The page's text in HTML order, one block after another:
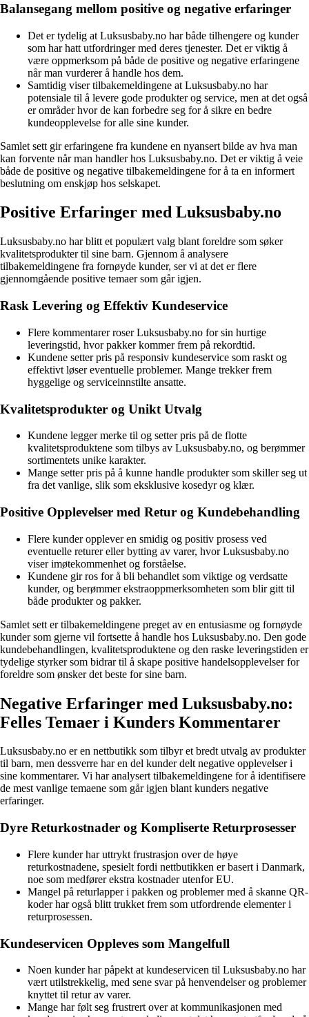
Balansegang mellom positive og negative erfaringer
Det er tydelig at Luksusbaby.no har både tilhengere og kunder
som har hatt utfordringer med deres tjenester. Det er viktig å
være oppmerksom på både de positive og negative erfaringene
når man vurderer å handle hos dem.
Samtidig viser tilbakemeldingene at Luksusbaby.no har
potensiale til å levere gode produkter og service, men at det også
er områder hvor de kan forbedre seg for å sikre en bedre
kundeopplevelse for alle sine kunder.
Samlet sett gir erfaringene fra kundene en nyansert bilde av hva man
kan forvente når man handler hos Luksusbaby.no. Det er viktig å veie
både de positive og negative tilbakemeldingene for å ta en informert
beslutning om enskjøp hos selskapet.
Positive Erfaringer med Luksusbaby.no
Luksusbaby.no har blitt et populært valg blant foreldre som søker
kvalitetsprodukter til sine barn. Gjennom å analysere
tilbakemeldingene fra fornøyde kunder, ser vi at det er flere
gjennomgående positive temaer som går igjen.
Rask Levering og Effektiv Kundeservice
Flere kommentarer roser Luksusbaby.no for sin hurtige
leveringstid, hvor pakker kommer frem på rekordtid.
Kundene setter pris på responsiv kundeservice som raskt og
effektivt løser eventuelle problemer. Mange trekker frem
hyggelige og serviceinnstilte ansatte.
Kvalitetsprodukter og Unikt Utvalg
Kundene legger merke til og setter pris på de flotte
kvalitetsproduktene som tilbys av Luksusbaby.no, og berømmer
sortimentets unike karakter.
Mange setter pris på å kunne handle produkter som skiller seg ut
fra det vanlige, slik som eksklusive kosedyr og klær.
Positive Opplevelser med Retur og Kundebehandling
Flere kunder opplever en smidig og positiv prosess ved
eventuelle returer eller bytting av varer, hvor Luksusbaby.no
viser imøtekommenhet og forståelse.
Kundene gir ros for å bli behandlet som viktige og verdsatte
kunder, og berømmer ekstraoppmerksomheten som blir gitt til
både produkter og pakker.
Samlet sett er tilbakemeldingene preget av en entusiasme og fornøyde
kunder som gjerne vil fortsette å handle hos Luksusbaby.no. Den gode
kundebehandlingen, kvalitetsproduktene og den raske leveringstiden er
tydelige styrker som bidrar til å skape positive handelsopplevelser for
foreldre som ønsker det beste for sine barn.
Negative Erfaringer med Luksusbaby.no:
Felles Temaer i Kunders Kommentarer
Luksusbaby.no er en nettbutikk som tilbyr et bredt utvalg av produkter
til barn, men dessverre har en del kunder delt negative opplevelser i
sine kommentarer. Vi har analysert tilbakemeldingene for å identifisere
de mest vanlige temaene som går igjen blant kunders negative
erfaringer.
Dyre Returkostnader og Kompliserte Returprosesser
Flere kunder har uttrykt frustrasjon over de høye
returkostnadene, spesielt fordi nettbutikken er basert i Danmark,
noe som medfører ekstra kostnader utenfor EU.
Mangel på returlapper i pakken og problemer med å skanne QR-
koder har også blitt trukket frem som utfordrende elementer i
returprosessen.
Kundeservicen Oppleves som Mangelfull
Noen kunder har påpekt at kundeservicen til Luksusbaby.no har
vært utilstrekkelig, med sene svar på henvendelser og problemer
knyttet til retur av varer.
Mange har følt seg frustrert over at kommunikasjonen med